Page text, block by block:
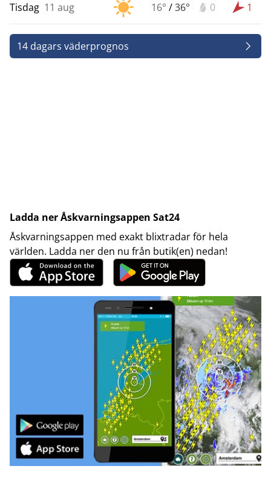
Tisdag 11 aug 16° /36° 0 1
14 dagars väderprognos
Ladda ner Åskvarningsappen Sat24
Åskvarningsappen med exakt blixtradar för hela
världen. Ladda ner den nu från butik(en) nedan!